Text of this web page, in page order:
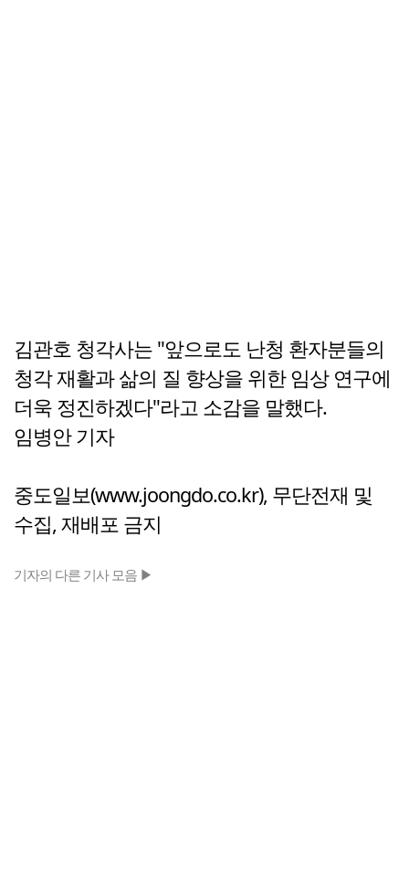
김관호 청각사는 "앞으로도 난청 환자분들의
청각 재활과 삶의 질 향상을 위한 임상 연구에
더욱 정진하겠다"라고 소감을 말했다.
임병안 기자
중도일보(www.joongdo.co.kr), 무단전재 및
수집, 재배포 금지
기자의 다른 기사 모음 ▶